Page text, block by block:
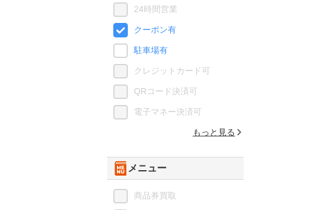
24時間営業
クーポン有
駐車場有
クレジットカード可
QRコード決済可
電子マネー決済可
もっと見る
メニュー
商品券買取